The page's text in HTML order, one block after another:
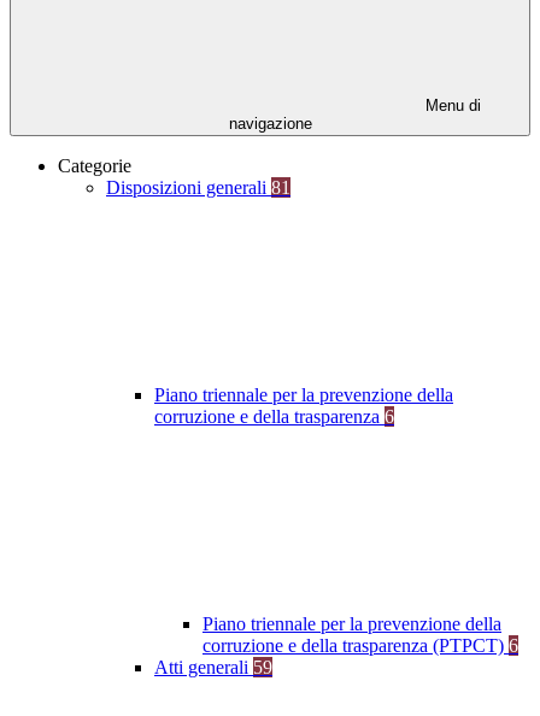
Menu di
navigazione
Categorie
Disposizioni generali 81
Piano triennale per la prevenzione della
corruzione e della trasparenza 6
Piano triennale per la prevenzione della
corruzione e della trasparenza (PTPCT) 6
Atti generali 59